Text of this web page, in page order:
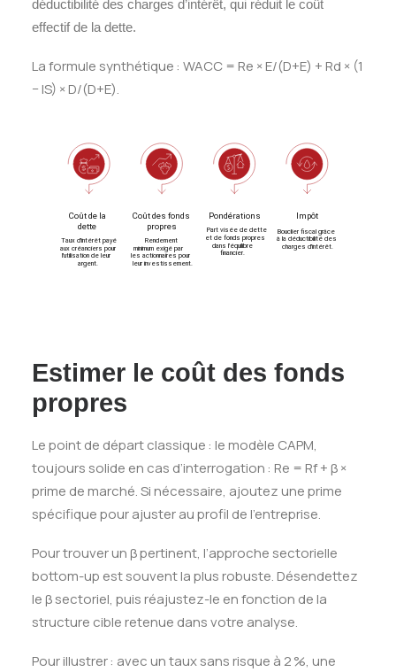
déductibilité des charges d’intérêt, qui réduit le coût
effectif de la dette.
La formule synthétique : WACC = Re × E/(D+E) + Rd × (1
− IS) × D/(D+E).
Estimer le coût des fonds
propres
Le point de départ classique : le modèle CAPM,
toujours solide en cas d’interrogation : Re = Rf + β ×
prime de marché. Si nécessaire, ajoutez une prime
spécifique pour ajuster au profil de l’entreprise.
Pour trouver un β pertinent, l’approche sectorielle
bottom-up est souvent la plus robuste. Désendettez
le β sectoriel, puis réajustez-le en fonction de la
structure cible retenue dans votre analyse.
Pour illustrer : avec un taux sans risque à 2 %, une